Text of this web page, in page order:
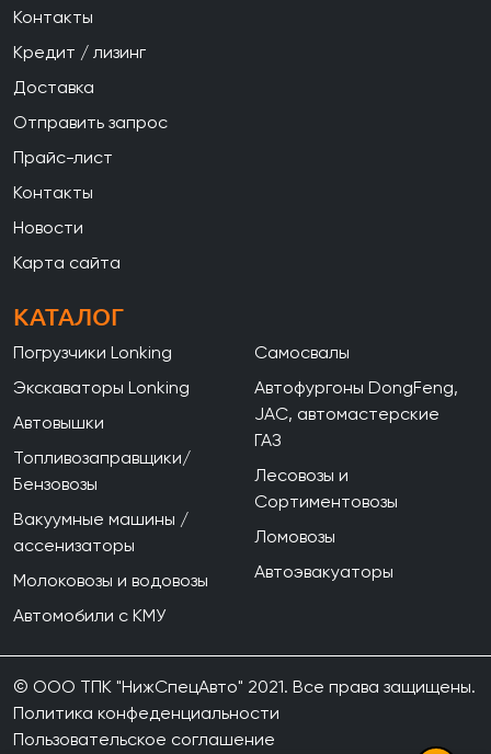
Контакты
Кредит / лизинг
Доставка
Отправить запрос
Прайс-лист
Контакты
Новости
Карта сайта
КАТАЛОГ
Погрузчики Lonking
Экскаваторы Lonking
Автовышки
Топливозаправщики/
Бензовозы
Вакуумные машины /
ассенизаторы
Молоковозы и водовозы
Автомобили с КМУ
Самосвалы
Автофургоны DongFeng,
JAC, автомастерские
ГАЗ
Лесовозы и
Сортиментовозы
Ломовозы
Автоэвакуаторы
© ООО ТПК "НижСпецАвто" 2021. Все права защищены.
Политика конфеденциальности
Пользовательское соглашение